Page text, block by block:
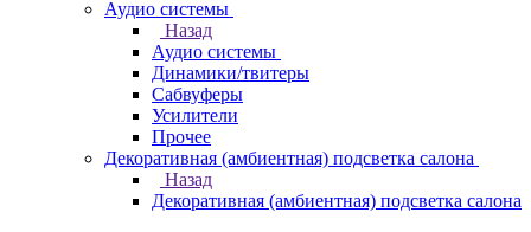
Аудио системы
Назад
Аудио системы
Динамики/твитеры
Сабвуферы
Усилители
Прочее
Декоративная (амбиентная) подсветка салона
Назад
Декоративная (амбиентная) подсветка салона